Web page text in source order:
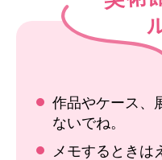
作品やケース、
ないでね。
メモするときは